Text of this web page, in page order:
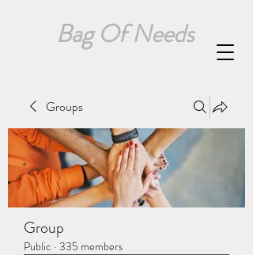
Bag Of Needs
Groups
Group
Public · 335 members